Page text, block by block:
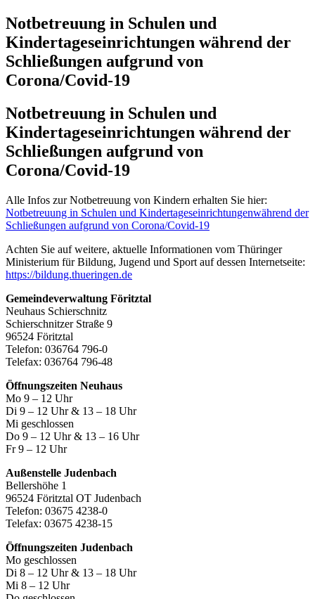
Notbetreuung in Schulen und
Kindertageseinrichtungen während der
Schließungen aufgrund von
Corona/Covid-19
Notbetreuung in Schulen und
Kindertageseinrichtungen während der
Schließungen aufgrund von
Corona/Covid-19
Alle Infos zur Notbetreuung von Kindern erhalten Sie hier:
Notbetreuung in Schulen und Kindertageseinrichtungenwährend der
Schließungen aufgrund von Corona/Covid-19
Achten Sie auf weitere, aktuelle Informationen vom Thüringer
Ministerium für Bildung, Jugend und Sport auf dessen Internetseite:
https://bildung.thueringen.de
Gemeindeverwaltung Föritztal
Neuhaus Schierschnitz
Schierschnitzer Straße 9
96524 Föritztal
Telefon: 036764 796-0
Telefax: 036764 796-48
Öffnungszeiten Neuhaus
Mo 9 – 12 Uhr
Di 9 – 12 Uhr & 13 – 18 Uhr
Mi geschlossen
Do 9 – 12 Uhr & 13 – 16 Uhr
Fr 9 – 12 Uhr
Außenstelle Judenbach
Bellershöhe 1
96524 Föritztal OT Judenbach
Telefon: 03675 4238-0
Telefax: 03675 4238-15
Öffnungszeiten Judenbach
Mo geschlossen
Di 8 – 12 Uhr & 13 – 18 Uhr
Mi 8 – 12 Uhr